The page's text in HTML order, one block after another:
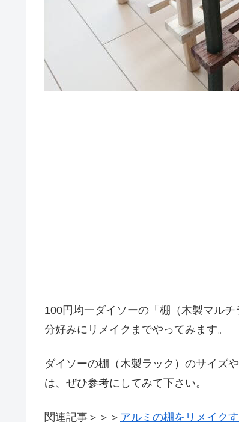
100円均一ダイソーの「棚（木製マル
分好みにリメイクまでやってみます。
ダイソーの棚（木製ラック）のサイズ
は、ぜひ参考にしてみて下さい。
関連記事＞＞＞ アルミの棚をリメイク